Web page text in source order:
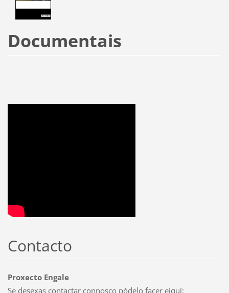
Documentais
Contacto
Proxecto Engale
Se desexas contactar connosco pódelo facer eiquí: